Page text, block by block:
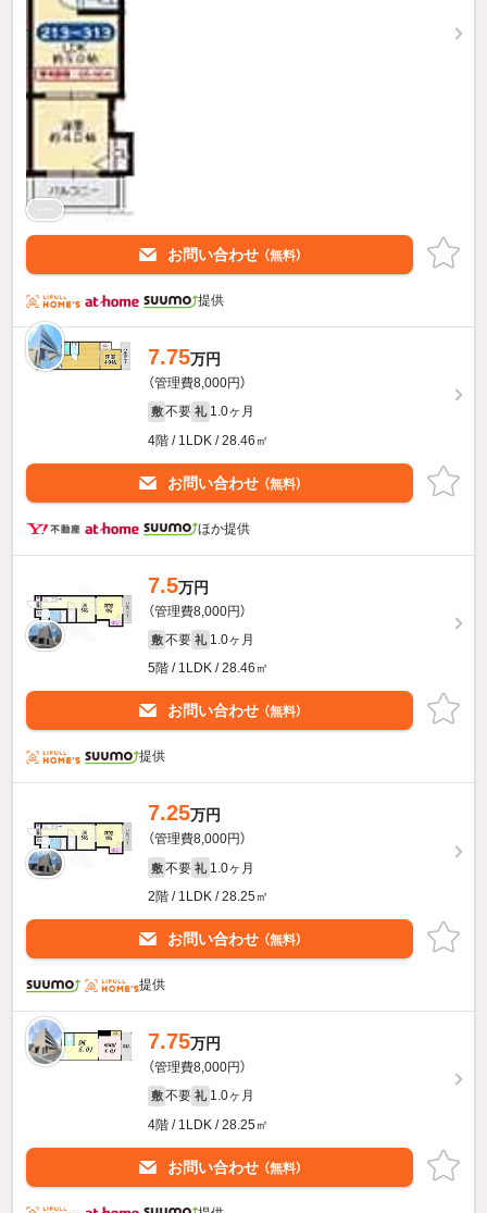
お問い合わせ （無料）
提供
7.75万円
（管理費8,000円）
敷 不要 礼 1.0ヶ月
4階 / 1LDK / 28.46㎡
お問い合わせ （無料）
ほか提供
7.5万円
（管理費8,000円）
敷 不要 礼 1.0ヶ月
5階 / 1LDK / 28.46㎡
お問い合わせ （無料）
提供
7.25万円
（管理費8,000円）
敷 不要 礼 1.0ヶ月
2階 / 1LDK / 28.25㎡
お問い合わせ （無料）
提供
7.75万円
（管理費8,000円）
敷 不要 礼 1.0ヶ月
4階 / 1LDK / 28.25㎡
お問い合わせ （無料）